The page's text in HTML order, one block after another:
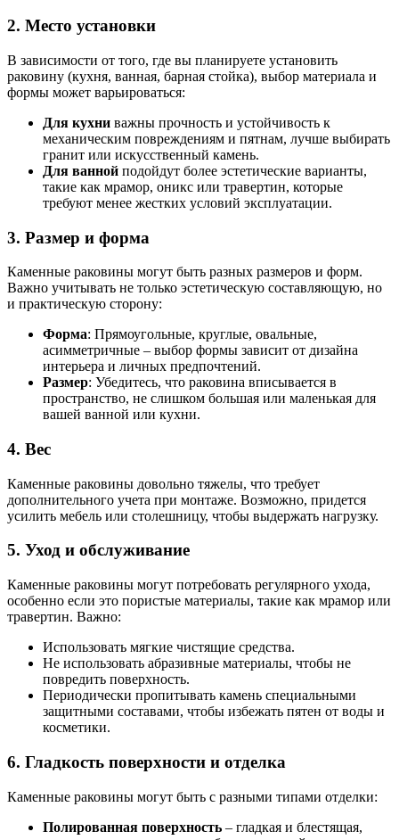
2. Место установки
В зависимости от того, где вы планируете установить
раковину (кухня, ванная, барная стойка), выбор материала и
формы может варьироваться:
Для кухни важны прочность и устойчивость к
механическим повреждениям и пятнам, лучше выбирать
гранит или искусственный камень.
Для ванной подойдут более эстетические варианты,
такие как мрамор, оникс или травертин, которые
требуют менее жестких условий эксплуатации.
3. Размер и форма
Каменные раковины могут быть разных размеров и форм.
Важно учитывать не только эстетическую составляющую, но
и практическую сторону:
Форма: Прямоугольные, круглые, овальные,
асимметричные – выбор формы зависит от дизайна
интерьера и личных предпочтений.
Размер: Убедитесь, что раковина вписывается в
пространство, не слишком большая или маленькая для
вашей ванной или кухни.
4. Вес
Каменные раковины довольно тяжелы, что требует
дополнительного учета при монтаже. Возможно, придется
усилить мебель или столешницу, чтобы выдержать нагрузку.
5. Уход и обслуживание
Каменные раковины могут потребовать регулярного ухода,
особенно если это пористые материалы, такие как мрамор или
травертин. Важно:
Использовать мягкие чистящие средства.
Не использовать абразивные материалы, чтобы не
повредить поверхность.
Периодически пропитывать камень специальными
защитными составами, чтобы избежать пятен от воды и
косметики.
6. Гладкость поверхности и отделка
Каменные раковины могут быть с разными типами отделки:
Полированная поверхность – гладкая и блестящая,